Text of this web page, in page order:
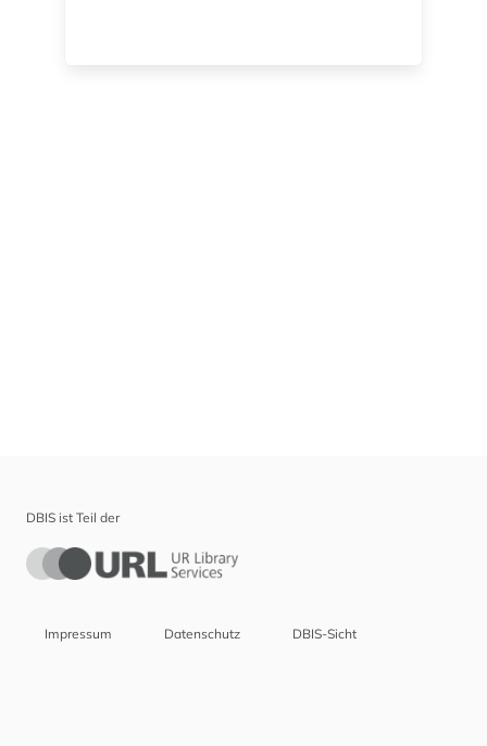
DBIS ist Teil der
Impressum Datenschutz DBIS-Sicht